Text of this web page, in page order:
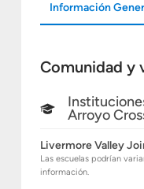
Información
Comunidad y
Arroyo
Livermore Valley
Las escuelas podrían
información.